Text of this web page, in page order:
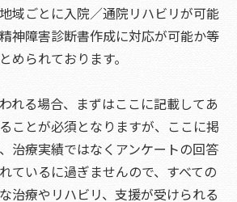
域ごとに入院／通院リハビリが可能
神障害診断書作成に対応が可能か等
められております。
れる場合、まずはここに記載してあ
ことが必須となりますが、ここに掲
治療実績ではなくアンケートの回答
ているに過ぎませんので、すべての
治療やリハビリ、支援が受けられる